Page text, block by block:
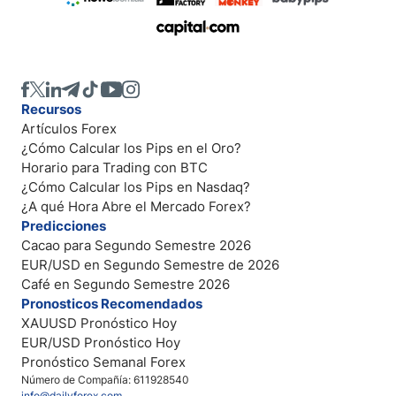
Número de Compañía: 611928540
Recursos
Artículos Forex
¿Cómo Calcular los Pips en el Oro?
Horario para Trading con BTC
¿Cómo Calcular los Pips en Nasdaq?
¿A qué Hora Abre el Mercado Forex?
Predicciones
Cacao para Segundo Semestre 2026
EUR/USD en Segundo Semestre de 2026
Café en Segundo Semestre 2026
Pronosticos Recomendados
XAUUSD Pronóstico Hoy
EUR/USD Pronóstico Hoy
Pronóstico Semanal Forex